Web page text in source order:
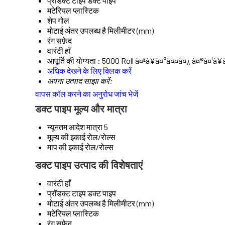
मटेरियलप्लास्टिक
शेपगोल
मोटाईअंतर उपलब्ध है मिलीमीटर (mm)
रंगसफ़ेद
वारंटीहाँ
आपूर्ति की योग्यता : 5000 Roll à¤ªà¥à¤°à¤¤à¤¿
अधिक देखने के लिए क्लिक करें
अपना उत्पाद साझा करें:
वापस कॉल करने का अनुरोधजांच भेजें
डक्ट पाइप मूल्य और मात्रा
न्यूनतम आदेश मात्रा5
मूल्य की इकाईरोल/रोल्स
माप की इकाईरोल/रोल्स
डक्ट पाइप उत्पाद की विशेषताएं
वारंटीहाँ
प्रॉडक्ट टाइपडक्ट पाइप
मोटाईअंतर उपलब्ध है मिलीमीटर (mm)
मटेरियलप्लास्टिक